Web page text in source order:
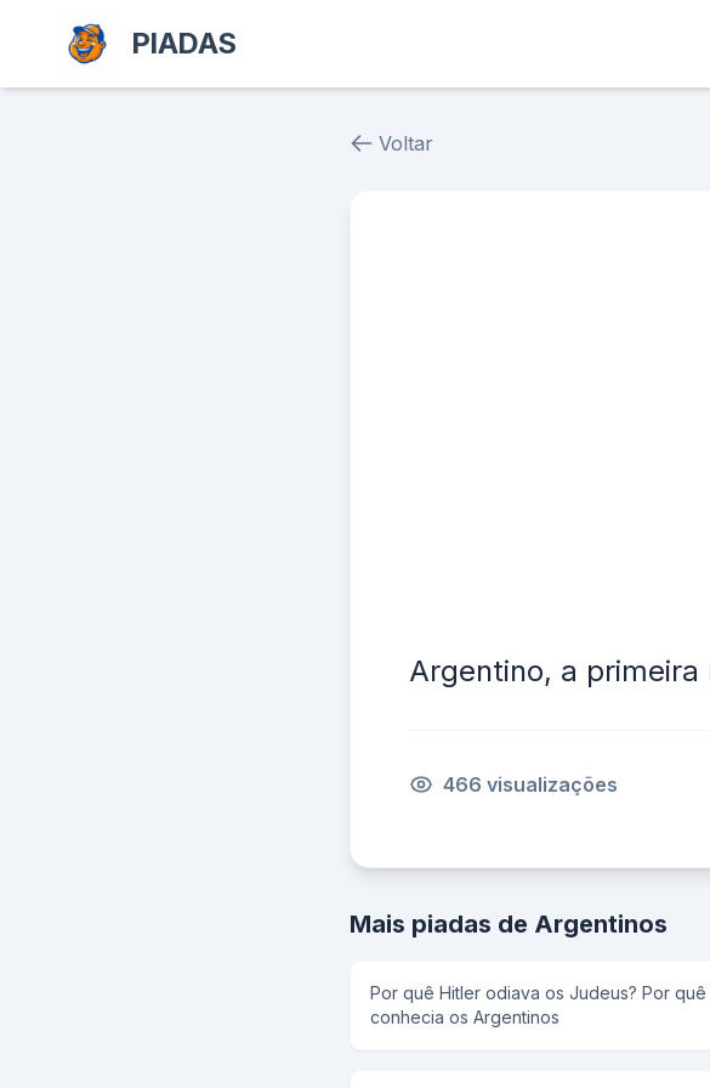
PIADAS
Voltar
Argentino, a
466 visualizações
Mais piadas de Argentinos
Por quê Hitler odiava os Judeus? Por quê
conhecia os Argentinos